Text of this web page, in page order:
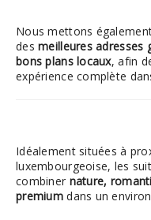
Nous mettons
desmeilleures adresses
bons plans locaux, afin
expérience complète
Idéalement situées à
luxembourgeoise, les
combiner nature,
premiumdans un